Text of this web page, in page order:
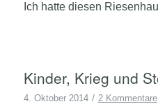
Ich hatte diesen
Kinder, Krieg und
4. Oktober 2014 / 2 Kommentare